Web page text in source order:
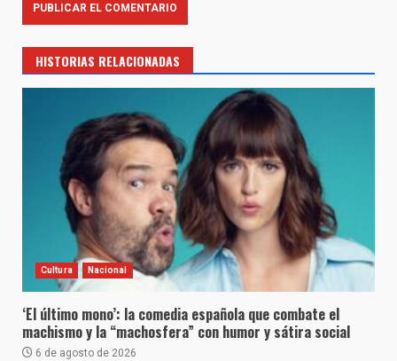
HISTORIAS RELACIONADAS
Cultura Nacional
‘El último mono’: la comedia española que combate el
machismo y la “machosfera” con humor y sátira social
6 de agosto de 2026